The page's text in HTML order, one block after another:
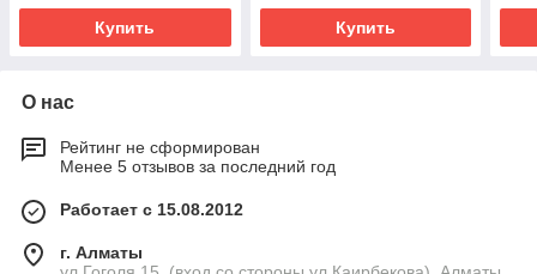
Купить Купить
О нас
Рейтинг не сформирован
Менее 5 отзывов за последний год
Работает с 15.08.2012
г. Алматы